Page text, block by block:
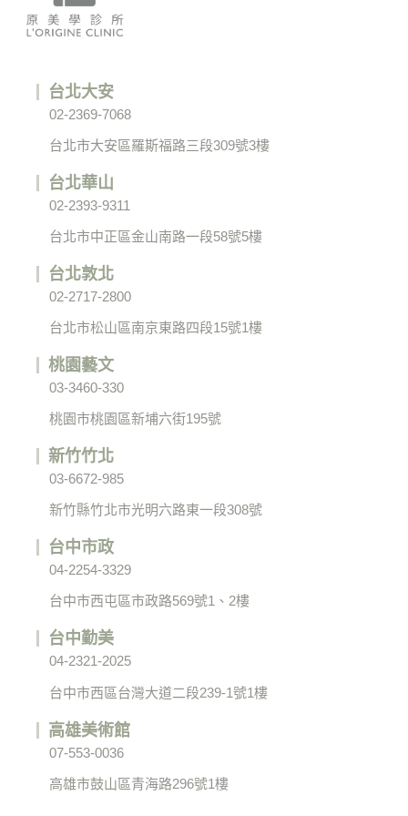
台北大安
02-2369-7068
台北市大安區羅斯福路三段309號3樓
台北華山
02-2393-9311
台北市中正區金山南路一段58號5樓
台北敦北
02-2717-2800
台北市松山區南京東路四段15號1樓
桃園藝文
03-3460-330
桃園市桃園區新埔六街195號
新竹竹北
03-6672-985
新竹縣竹北市光明六路東一段308號
台中市政
04-2254-3329
台中市西屯區市政路569號1、2樓
台中勤美
04-2321-2025
台中市西區台灣大道二段239-1號1樓
高雄美術館
07-553-0036
高雄市鼓山區青海路296號1樓